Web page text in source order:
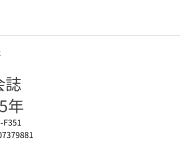
誌
年
F351